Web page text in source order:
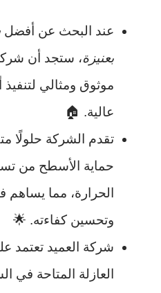
عند البحث عن أفضل
بعنيزة، ستجد أن شركة
موثوق ومثالي
عالية. 🏠
تقدم الشركة حلولًا
حماية الأسطح من
الحرارة، مما
وتحسين كفاءته. 🌟
شركة العميد تعتمد
العازلة المتاحة في